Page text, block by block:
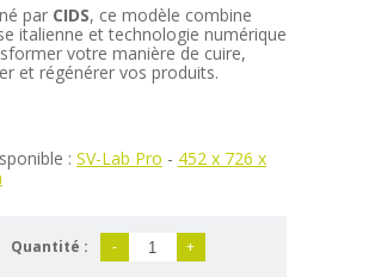
par CIDS, ce modèle combine
italienne et technologie numérique
votre manière de cuire,
et régénérer vos produits.
: SV-Lab Pro - 452 x 726 x
Quantité : - +